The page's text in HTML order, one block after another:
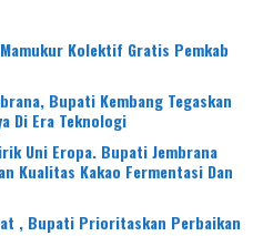
Kolektif Gratis Pemkab
Bupati Kembang Tegaskan
Di Era Teknologi
Uni Eropa. Bupati Jembrana
Kualitas Kakao Fermentasi Dan
, Bupati Prioritaskan Perbaikan